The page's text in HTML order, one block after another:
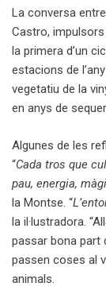
La conversa
Castro, impulsors
la primera d’un
estacions de
vegetatiu de la
en anys de
Algunes de les
“Cada tros que
pau, energia,
la Montse. “
la il·lustradora.
passar bona part
passen coses al
animals.